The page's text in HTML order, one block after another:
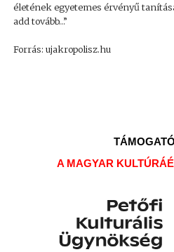
életének egyetemes érvényű
add tovább…”
Forrás: ujakropolisz.hu
A MAGYAR